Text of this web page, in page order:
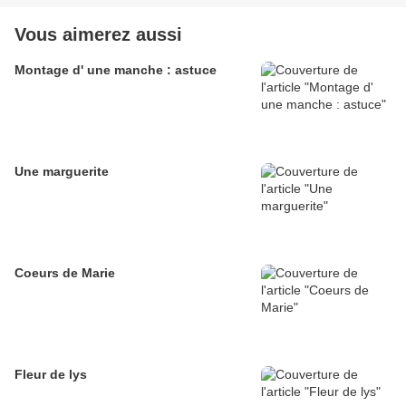
Vous aimerez aussi
Montage d' une manche : astuce
Une marguerite
Coeurs de Marie
Fleur de lys